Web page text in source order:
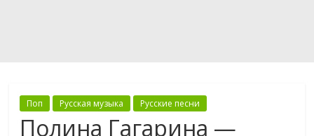
Поп Русская музыка Русские песни
Полина Гагарина —